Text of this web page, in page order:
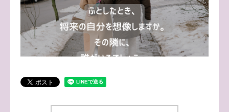
よくあるご質問
ブログ
お問い合わせ